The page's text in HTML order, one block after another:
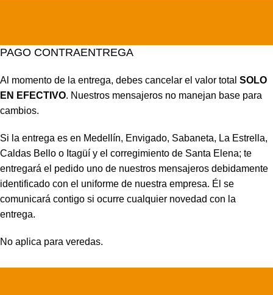
PAGO CONTRAENTREGA
Al momento de la entrega, debes cancelar el valor total SOLO
EN EFECTIVO. Nuestros mensajeros no manejan base para
cambios.
Si la entrega es en Medellín, Envigado, Sabaneta, La Estrella,
Caldas Bello o Itagüí y el corregimiento de Santa Elena; te
entregará el pedido uno de nuestros mensajeros debidamente
identificado con el uniforme de nuestra empresa. Él se
comunicará contigo si ocurre cualquier novedad con la
entrega.
No aplica para veredas.